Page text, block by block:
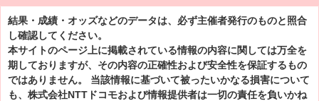
結果・成績・オッズなどのデータは、必ず主催者発行のものと照合
し確認してください。
本サイトのページ上に掲載されている情報の内容に関しては万全を
期しておりますが、その内容の正確性および安全性を保証するもの
ではありません。 当該情報に基づいて被ったいかなる損害について
も、株式会社NTTドコモおよび情報提供者は一切の責任を負いかね